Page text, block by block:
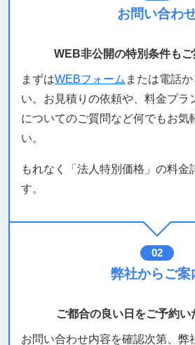
お問い合わ
WEB非公開の特別条件もご
まずはWEBフォーム または電話
い。お見積りの依頼や、料金プラ
についてのご質問など何でもお気
い。
もれなく「法人特別価格」の料金
す。
02
弊社からご案
ご都合の良い日をご予約い
お問い合わせ内容を確認次第、弊